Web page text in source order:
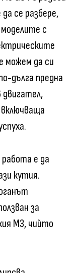
се разбере,
с
можем да си
дълга предна
е да
кутия.
за
М3, чийто